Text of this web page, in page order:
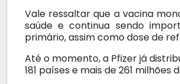
Vale ressaltar que a vacina
saúde e continua sendo
primário, assim como dose de
Até o momento, a Pfizer já
181 países e mais de 261 milhões